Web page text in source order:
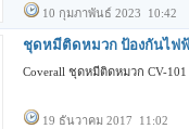
10 กุมภาพันธ์ 2023 10:42
ชุดหมีติดหมวก ป้องกันไฟ
Coverall ชุดหมีติดหมวก CV-
19 ธันวาคม 2017 11:02